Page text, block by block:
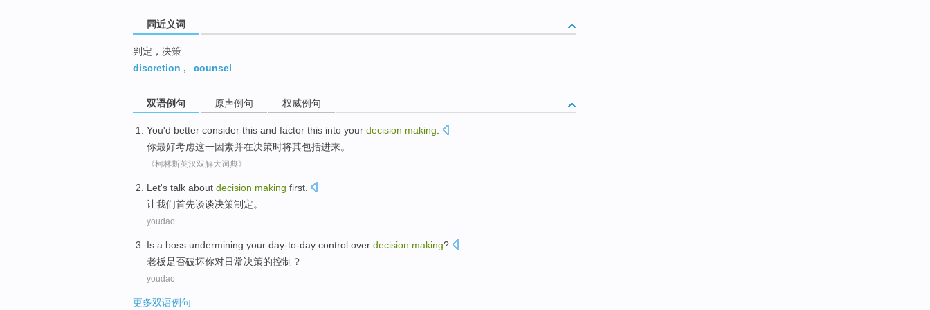
同近义词
判定，决策
discretion , counsel
双语例句 原声例句 权威例句
You'd better consider this and factor this into your decision making
你最好考虑这一因素并在决策时将其包括进来。
《柯林斯英汉双解大词典》
Let's talk about decision making first
让我们首先谈谈决策制定。
youdao
Is a boss undermining your day-to-day control over decision making?
老板是否破坏你对日常决策的控制 ？
youdao
更多双语例句